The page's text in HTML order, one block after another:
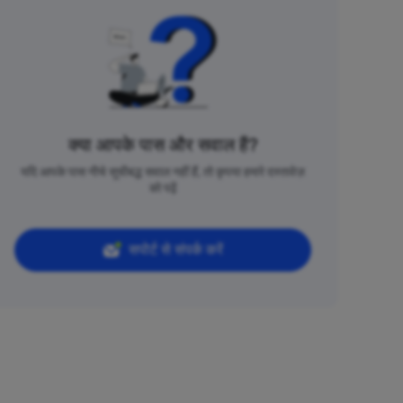
क्या आपके पास और सवाल हैं?
यदि आपके पास नीचे सूचीबद्ध सवाल नहीं हैं, तो कृपया हमारे दस्तावेज़
सपोर्ट से संपर्क करें